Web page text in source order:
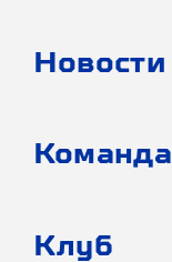
Новости
Команда
Клуб